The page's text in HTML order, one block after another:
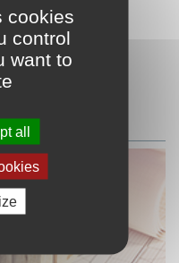
cookies
control
want to
all